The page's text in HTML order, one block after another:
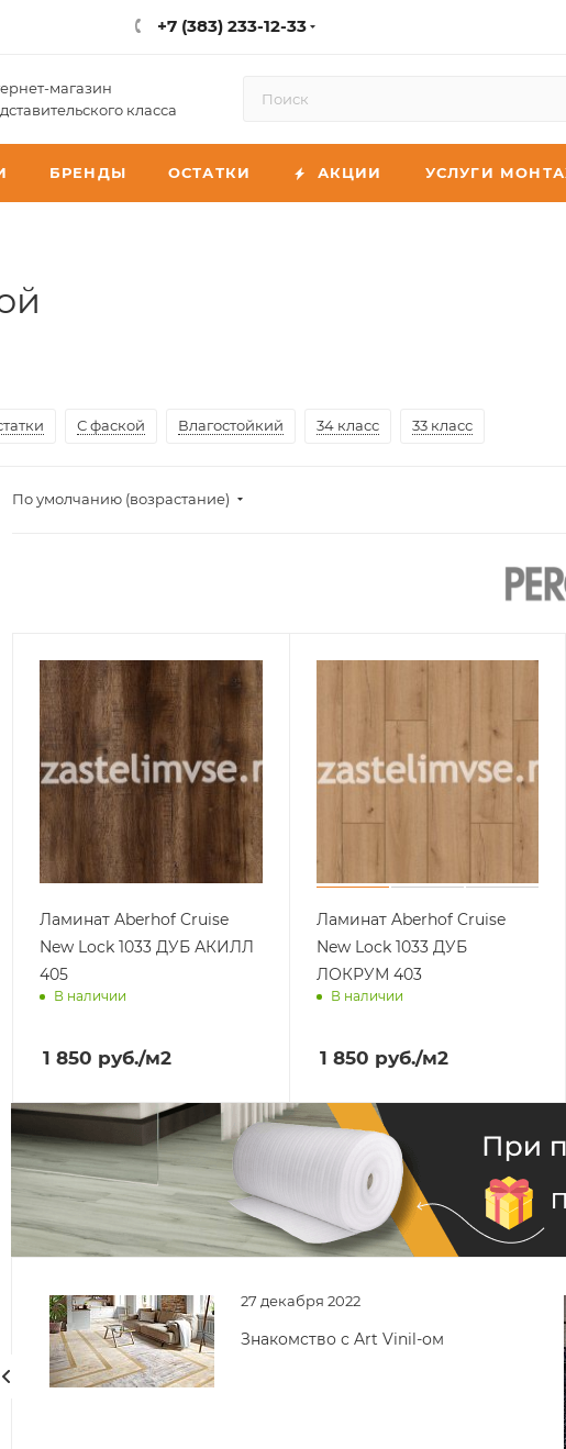
+7 (383) 233-12-33
магазин
класса
БРЕНДЫ ОСТАТКИ АКЦИИ УСЛУГИ
С фаской Влагостойкий 34 класс 33 класс
По умолчанию (возрастание)
Ламинат Aberhof Cruise
New Lock 1033 ДУБ АКИЛЛ
405
В наличии
1 850 руб./м2
Ламинат Aberhof Cruise
New Lock 1033 ДУБ
ЛОКРУМ 403
В наличии
1 850 руб./м2
27 декабря 2022
Знакомство с Art Vinil-ом